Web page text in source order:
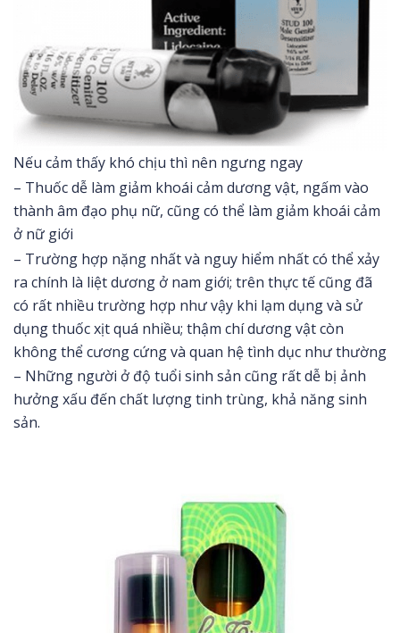
Nếu cảm thấy khó chịu thì nên ngưng ngay
– Thuốc dễ làm giảm khoái cảm dương vật, ngấm vào
thành âm đạo phụ nữ, cũng có thể làm giảm khoái cảm
ở nữ giới
– Trường hợp nặng nhất và nguy hiểm nhất có thể xảy
ra chính là liệt dương ở nam giới; trên thực tế cũng đã
có rất nhiều trường hợp như vậy khi lạm dụng và sử
dụng thuốc xịt quá nhiều; thậm chí dương vật còn
không thể cương cứng và quan hệ tình dục như thường
– Những người ở độ tuổi sinh sản cũng rất dễ bị ảnh
hưởng xấu đến chất lượng tinh trùng, khả năng sinh
sản.